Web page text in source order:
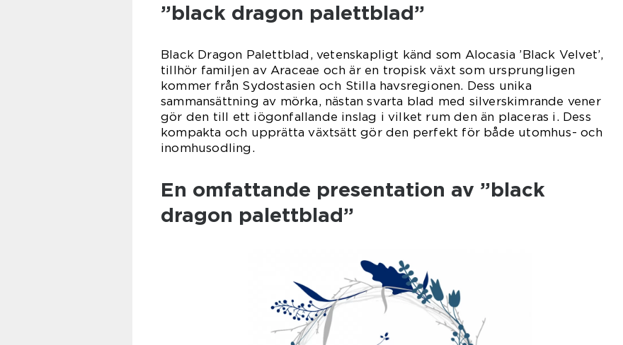
”black dragon palettblad”
Black Dragon Palettblad, vetenskapligt känd som Alocasia ’Black Velvet’,
tillhör familjen av Araceae och är en tropisk växt som ursprungligen
kommer från Sydostasien och Stilla havsregionen. Dess unika
sammansättning av mörka, nästan svarta blad med silverskimrande vener
gör den till ett iögonfallande inslag i vilket rum den än placeras i. Dess
kompakta och upprätta växtsätt gör den perfekt för både utomhus- och
inomhusodling.
En omfattande presentation av ”black
dragon palettblad”